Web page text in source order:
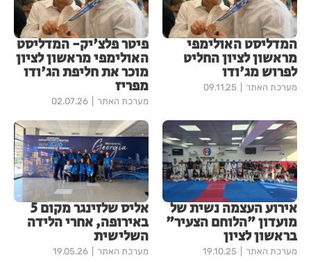
המדליסט האולימפי
מראשון לציון החליט
לפרוש מג'ודו
מערכת האתר 09.11.25
פיטר פלצ'יק- המדליסט
האולימפי מראשון לציון
מוכר את חליפת הג'ודו
מפריז
מערכת האתר 02.07.26
אירוע העצמה נשית של
מועדון "הלוחם הצעיר"
בראשון לציון
מערכת האתר 19.10.25
אליס שלזינגר מקום 5
באירופה, אחרי הלידה
השלישית
מערכת האתר 19.05.26